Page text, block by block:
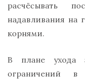
расчёсывать
надавливания на
корнями.
В плане ухода
ограничений в